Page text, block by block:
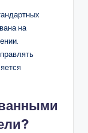
на